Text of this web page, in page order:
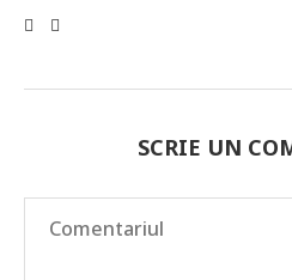
SCRIE UN